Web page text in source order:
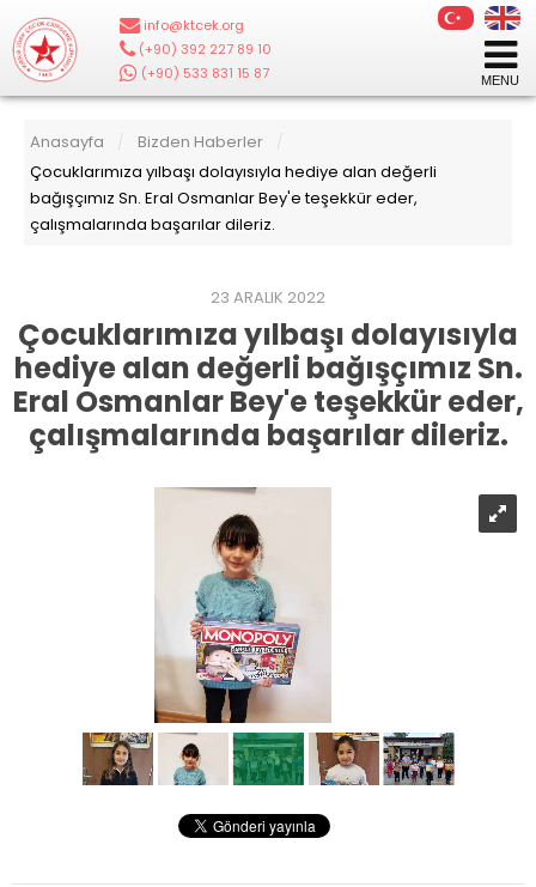
info@ktcek.org
(+90) 392 227 89 10
(+90) 533 831 15 87
Anasayfa / Bizden Haberler /
Çocuklarımıza yılbaşı dolayısıyla hediye alan değerli
bağışçımız Sn. Eral Osmanlar Bey'e teşekkür eder,
çalışmalarında başarılar dileriz.
23 ARALIK 2022
Çocuklarımıza yılbaşı dolayısıyla
hediye alan değerli bağışçımız Sn.
Eral Osmanlar Bey'e teşekkür eder,
çalışmalarında başarılar dileriz.